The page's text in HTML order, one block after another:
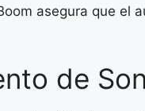
asegura que el
de